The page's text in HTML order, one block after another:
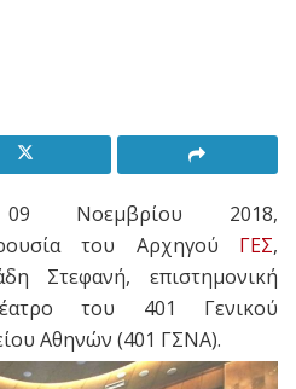
Νοεμβρίου 2018,
του Αρχηγού ΓΕΣ,
Στεφανή, επιστημονική
του 401 Γενικού
Αθηνών (401 ΓΣΝΑ).